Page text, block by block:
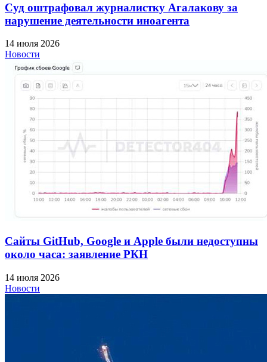
Суд оштрафовал журналистку Агалакову за
нарушение деятельности иноагента
14 июля 2026
Новости
Сайты GitHub, Google и Apple были недоступны
около часа: заявление РКН
14 июля 2026
Новости